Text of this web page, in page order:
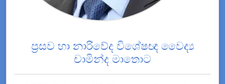
ප්‍රසව හා නාරිවේද විශේෂඥ වෛද්‍ය
චාමින්ද මාතොට